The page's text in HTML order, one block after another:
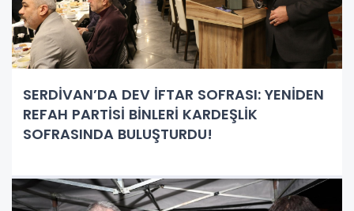
SERDİVAN’DA DEV İFTAR SOFRASI: YENİDEN
REFAH PARTİSİ BİNLERİ KARDEŞLİK
SOFRASINDA BULUŞTURDU!